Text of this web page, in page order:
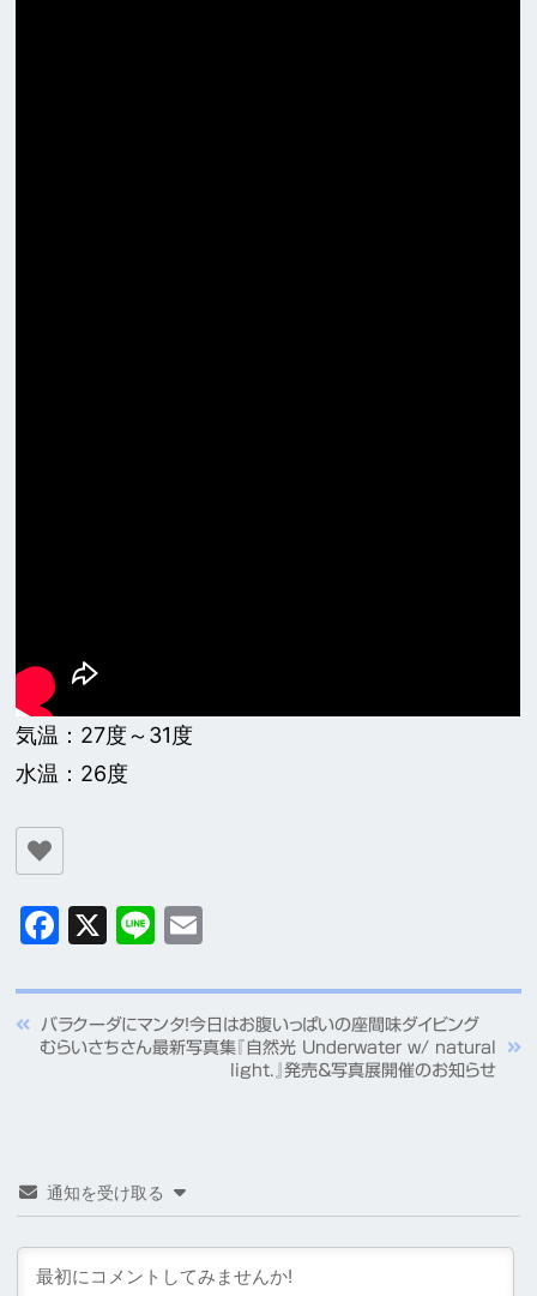
気温：27度～31度
水温：26度
Facebook
X Line
バラクーダにマンタ！今日はお腹いっぱいの座間味ダイビング
むらいさちさん最新写真集『自然光 Underwater w/ natural
light.』発売＆写真展開催のお知らせ
通知を受け取る